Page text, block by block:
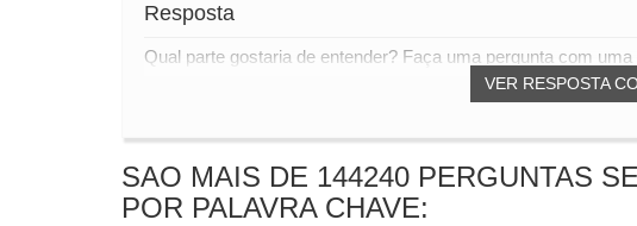
Resposta
VER RESPOSTA
Qual parte gostaria de entender? Faça uma pergunta com
SAO MAIS DE 144240 PERGUNTAS
POR PALAVRA CHAVE: